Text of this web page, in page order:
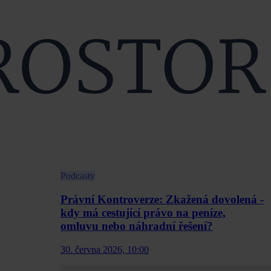
Podcasty
Právní Kontroverze: Zkažená dovolená -
kdy má cestující právo na peníze,
omluvu nebo náhradní řešení?
30. června 2026, 10:00